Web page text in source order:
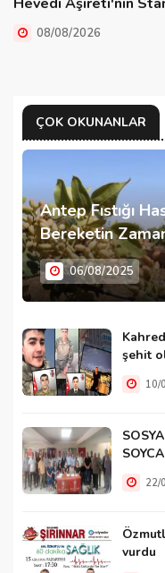
08/08/2026
ÇOK OKUNANLAR
Antep Fıstığı
Bereketin
06/08/2025
şehit
10/
22/
vurdu